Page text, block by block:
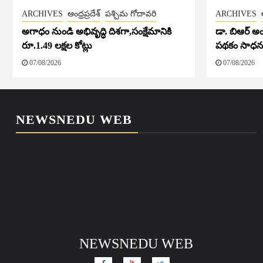
ARCHIVES ఆంధ్రప్రదేశ్ పశ్చిమ గోదావరి
అగాధం నుండి అభివృద్ధి దిశగా,సంక్షేమానికి
రూ.1.49 లక్షల కోట్లు
07/08/2026
ARCHIVES
డా. బిఆర్
పథకం
07/08/2026
NEWSNEDU WEB
NEWSNEDU WEB